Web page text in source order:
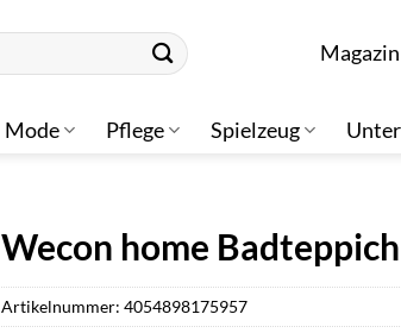
Magazin
Mode Pflege Spielzeug
Wecon home
Artikelnummer:4054898175957